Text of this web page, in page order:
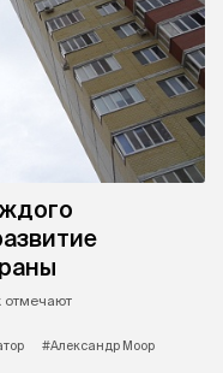
отмечают
#Александр Моор